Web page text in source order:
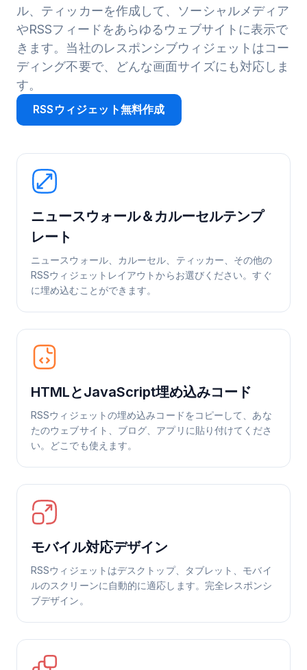
ル、ティッカーを作成して、ソーシャルメディア
やRSSフィードをあらゆるウェブサイトに表示で
きます。当社のレスポンシブウィジェットはコー
ディング不要で、どんな画面サイズにも対応しま
す。
RSSウィジェット無料作成
ニュースウォール＆カルーセルテンプ
レート
ニュースウォール、カルーセル、ティッカー、その他の
RSSウィジェットレイアウトからお選びください。すぐ
に埋め込むことができます。
HTMLとJavaScript埋め込みコード
RSSウィジェットの埋め込みコードをコピーして、あな
たのウェブサイト、ブログ、アプリに貼り付けてくださ
い。どこでも使えます。
モバイル対応デザイン
RSSウィジェットはデスクトップ、タブレット、モバイ
ルのスクリーンに自動的に適応します。完全レスポンシ
ブデザイン。